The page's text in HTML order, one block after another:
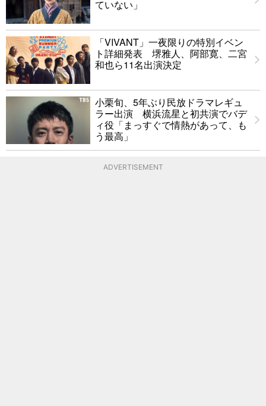
ていない」
「VIVANT」一夜限りの特別イベン
ト詳細発表 堺雅人、阿部寛、二宮
和也ら11名出演決定
小栗旬、5年ぶり民放ドラマレギュ
ラー出演 横浜流星と初共演でバデ
ィ役「まっすぐで情熱があって、も
う最高」
ADVERTISEMENT